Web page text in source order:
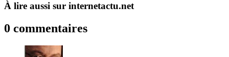
À lire aussi sur internetactu.net
0 commentaires